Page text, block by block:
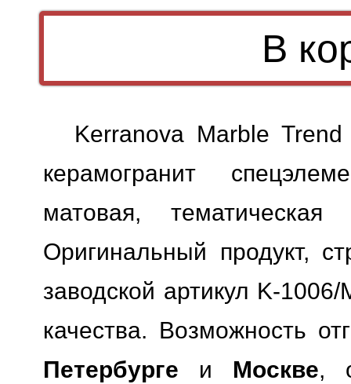
Kerranova Marble
керамогранит
матовая,
Оригинальный продукт,
заводской артикул K-
качества. Возможность
Петербурге и Москве,